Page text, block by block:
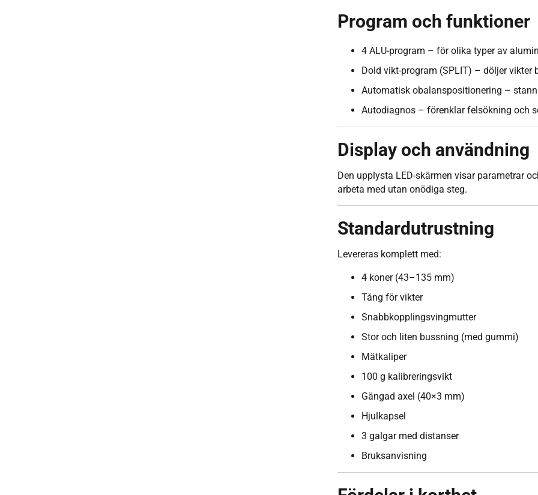
Program och funktioner
4 ALU-program – för olika typer av
Dold vikt-program (SPLIT) – döljer vikter
Automatisk obalanspositionering –
Autodiagnos – förenklar felsökning och
Display och användning
Den upplysta LED-skärmen visar parametrar
arbeta med utan onödiga steg.
Standardutrustning
Levereras komplett med:
4 koner (43–135 mm)
Tång för vikter
Snabbkopplingsvingmutter
Stor och liten bussning (med gummi)
Mätkaliper
100 g kalibreringsvikt
Gängad axel (40×3 mm)
Hjulkapsel
3 galgar med distanser
Bruksanvisning